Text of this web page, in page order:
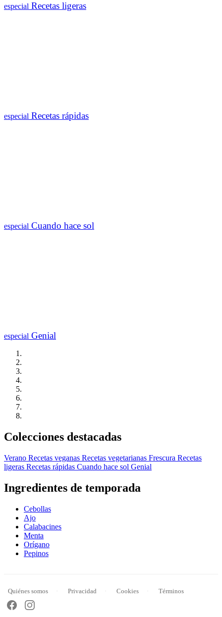
especial Recetas ligeras
especial Recetas rápidas
especial Cuando hace sol
especial Genial
Colecciones destacadas
Verano Recetas veganas Recetas vegetarianas Frescura Recetas
ligeras Recetas rápidas Cuando hace sol Genial
Ingredientes de temporada
Cebollas
Ajo
Calabacines
Menta
Orígano
Pepinos
Quiénes somos Privacidad Cookies Términos